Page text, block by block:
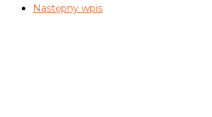
Następny wpis